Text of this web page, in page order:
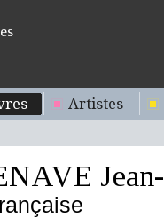
Artistes